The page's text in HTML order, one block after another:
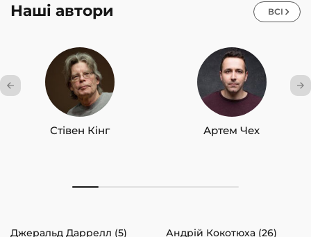
Наші автори ВСІ
Стівен Кінг Артем Чех
Джеральд Даррелл (5)
Андрій Кокотюха (26)